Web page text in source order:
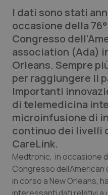
Lettere al direttore
Edizioni Regionali
QS Pro
Professionisti
Abruzzo
Basilicata
Calabria
Campania
QS Pro Gold
Artrite & artrosi
Asma & BPCO
Car-T
QS Club Newsletter
I dati sono stati
occasione della
Congresso
association (Ada)
Orleans. Sempre
per raggiungere il
Importanti
di telemedicina
microinfusione di
continuo dei livelli
CareLink.
Medtronic, in occasione
Congresso
in corso a New Orleans,